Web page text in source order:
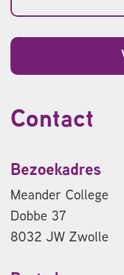
Contact
Bezoekadres
Meander College
Dobbe 37
8032 JW Zwolle